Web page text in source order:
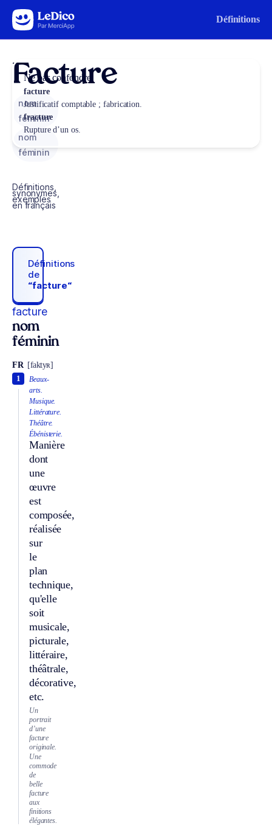
Aller au contenu Définitions
Facture
nom
féminin
nom
féminin
Définitions,
synonymes,
exemples
en français
Définitions
de
“facture“
facture
nom
féminin
FR [faktyʀ]
Beaux-
arts.
Musique.
Littérature.
Théâtre.
Ébénisterie.
Manière
dont
une
œuvre
est
composée,
réalisée
sur
le
plan
technique,
qu'elle
soit
musicale,
picturale,
littéraire,
théâtrale,
décorative,
etc.
1
Un
portrait
d’une
facture
originale.
Une
commode
de
belle
facture
aux
finitions
élégantes.
Ne pas confondre
facture
Justificatif comptable ; fabrication.
fracture
Rupture d’un os.